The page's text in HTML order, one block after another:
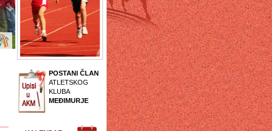
POSTANI ČLAN
ATLETSKOG
KLUBA
MEĐIMURJE